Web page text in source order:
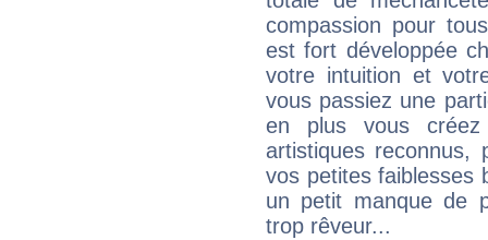
compassion pour
est fort développée
votre intuition et
vous passiez une
en plus vous
artistiques reconnus,
vos petites faiblesses
un petit manque de
trop rêveur...